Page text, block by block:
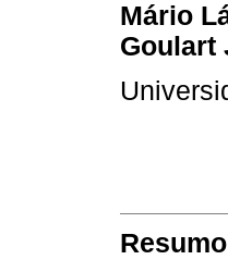
Mário
Goulart
Resumo